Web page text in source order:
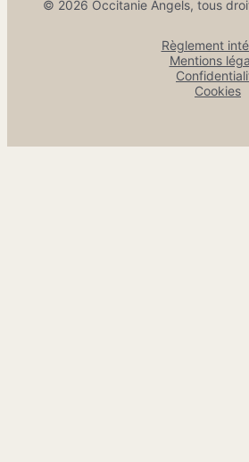
© 2026 Occitanie Angels, tous
Règlement
Mentions
Cookies